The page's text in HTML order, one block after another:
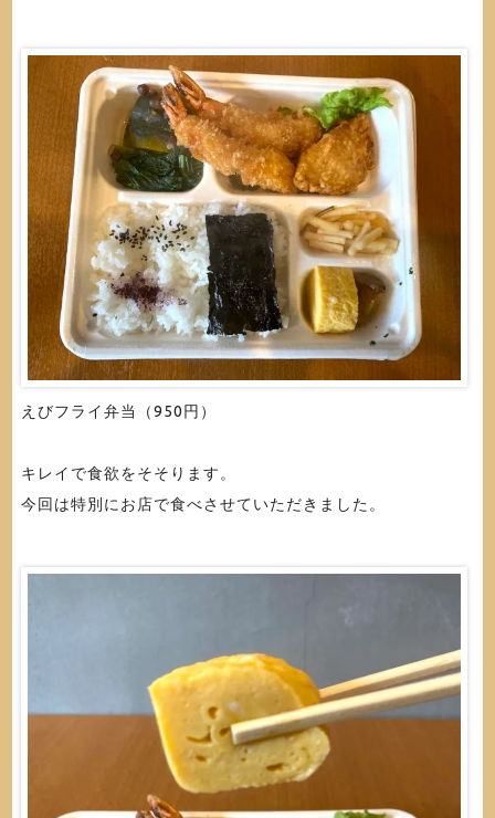
えびフライ弁当（950円）
キレイで食欲をそそります。
今回は特別にお店で食べさせていただきました。